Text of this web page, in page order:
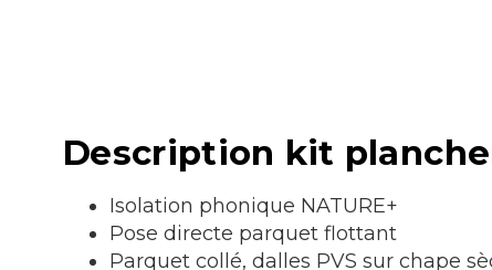
Description kit
Isolation phonique NATURE+
Pose directe parquet flottant
Parquet collé, dalles PVS sur chape